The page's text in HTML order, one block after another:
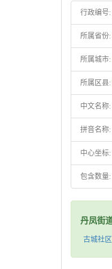
行政编号:
所属省份:
所属城市:
所属区县:
中文名称:
拼音名称:
中心坐标:
包含数量:
丹凤街
古城社